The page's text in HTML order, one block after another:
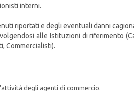
interni.
riportati e degli eventuali danni
alle Istituzioni di riferimento
Commercialisti).
degli agenti di commercio.